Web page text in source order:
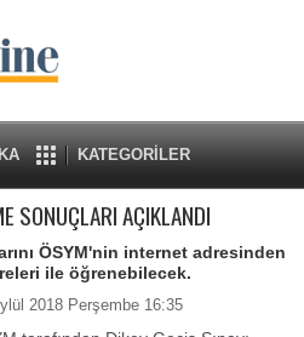
KATEGORİLER
SONUÇLARI AÇIKLANDI
ÖSYM'nin internet adresinden
ile öğrenebilecek.
2018 Perşembe 16:35